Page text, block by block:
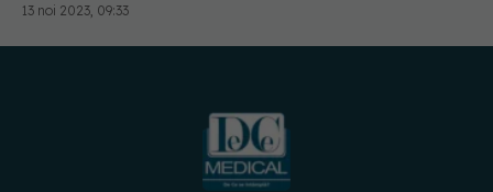
13 noi 2023, 09:33